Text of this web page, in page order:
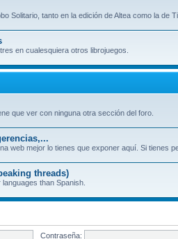
Solitario, tanto en la edición de Altea como la de
en cualesquiera otros librojuegos.
que ver con ninguna otra sección del foro.
web mejor lo tienes que exponer aquí. Si tienes
threads)
than Spanish.
Contraseña: